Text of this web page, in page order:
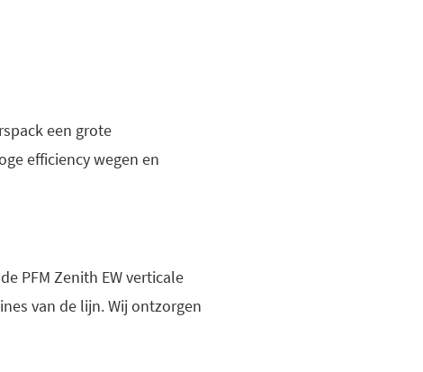
een grote
efficiency wegen en
PFM Zenith EW verticale
van de lijn. Wij ontzorgen